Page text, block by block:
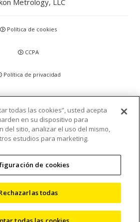
Política de cookies
CCPA
Política de privacidad
de responsabilidad
y Políticas
y Certificación
y condiciones
Nikon Metrology, LLC
todas las cookies”, usted acepta
en su dispositivo para
del sitio, analizar el uso del mismo,
estudios para marketing.
de cookies
todas